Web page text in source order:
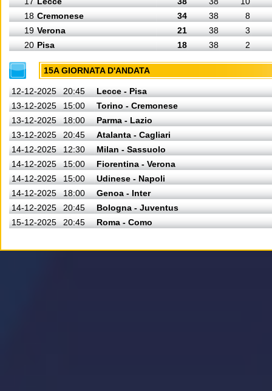
18 Cremonese 34 38
8
19 Verona 21 38
3
20 Pisa 18 38 2
15A GIORNATA D'ANDATA
12-12-2025 20:45
Lecce - Pisa
13-12-2025
15:00
Torino - Cremonese
13-12-2025
18:00
Parma - Lazio
13-12-2025
20:45
Atalanta - Cagliari
14-12-2025
12:30
Milan - Sassuolo
14-12-2025
15:00
Fiorentina - Verona
14-12-2025
15:00
Udinese - Napoli
14-12-2025
18:00
Genoa - Inter
14-12-2025
20:45
Bologna - Juventus
15-12-2025
20:45 Roma - Como